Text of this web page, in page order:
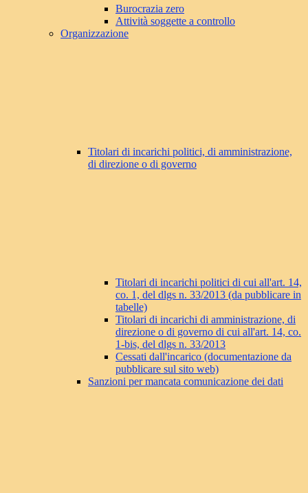
Burocrazia zero
Attività soggette a controllo
Organizzazione
Titolari di incarichi politici, di amministrazione,
di direzione o di governo
Titolari di incarichi politici di cui all'art. 14,
co. 1, del dlgs n. 33/2013 (da pubblicare in
tabelle)
Titolari di incarichi di amministrazione, di
direzione o di governo di cui all'art. 14, co.
1-bis, del dlgs n. 33/2013
Cessati dall'incarico (documentazione da
pubblicare sul sito web)
Sanzioni per mancata comunicazione dei dati